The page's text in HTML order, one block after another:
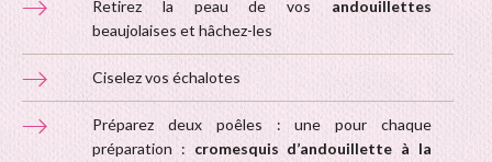
Retirez la peau de vos andouillettes
beaujolaises et hâchez-les
Ciselez vos échalotes
Préparez deux poêles : une pour chaque
préparation : cromesquis d’andouillette à la